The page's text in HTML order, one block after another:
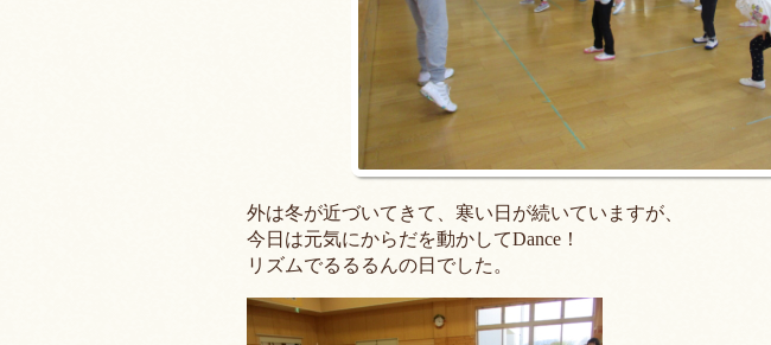
外は冬が近づいてきて、寒い日が続いていますが、
今日は元気にからだを動かしてDance！
リズムでるるるんの日でした。